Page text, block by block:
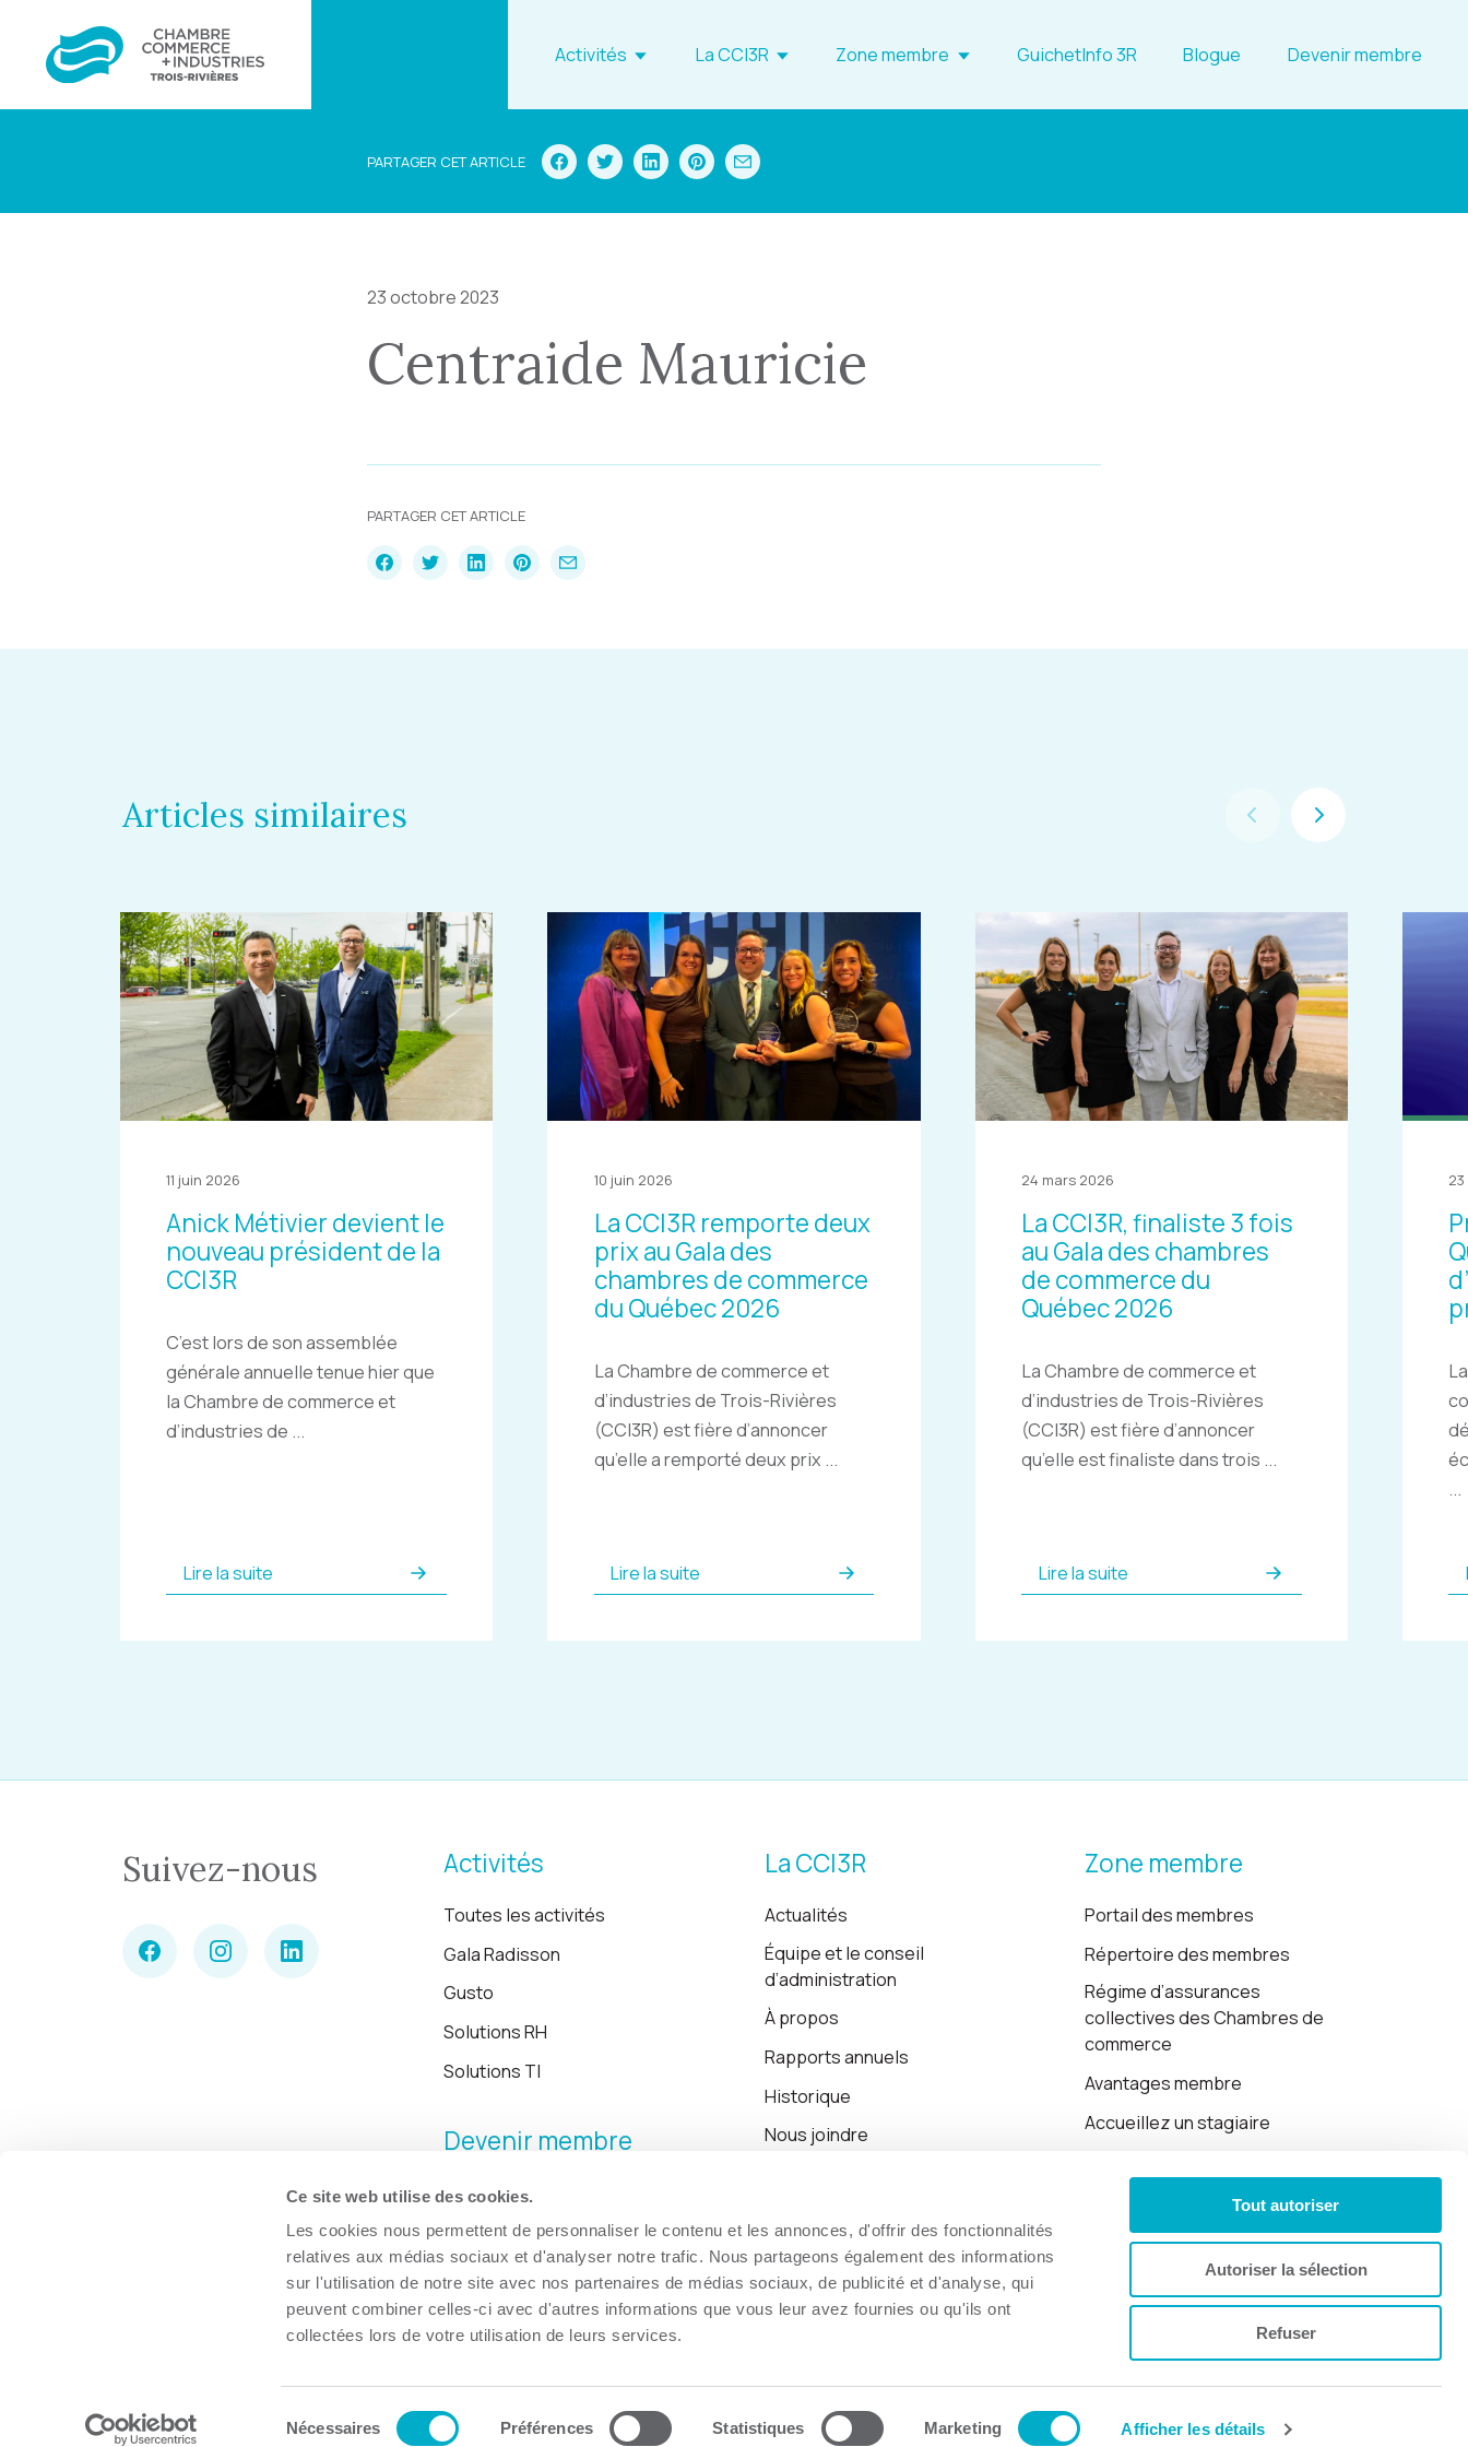
Ce site web utilise des cookies.
Les cookies nous permettent de personnaliser le contenu et les annonces, d'offrir des fonctionnalités
relatives aux médias sociaux et d'analyser notre trafic. Nous partageons également des informations
sur l'utilisation de notre site avec nos partenaires de médias sociaux, de publicité et d'analyse, qui
peuvent combiner celles-ci avec d'autres informations que vous leur avez fournies ou qu'ils ont
collectées lors de votre utilisation de leurs services.
Nécessaires Préférences Statistiques Marketing Afficher les détails
Tout autoriser
Autoriser la sélection
Refuser
Activités La CCI3R Zone membre GuichetInfo 3R Blogue Devenir membre
PARTAGER CET ARTICLE
23 octobre 2023
Centraide Mauricie
PARTAGER CET ARTICLE
Articles similaires
11 juin 2026
Anick Métivier devient le
nouveau président de la
CCI3R
C’est lors de son assemblée
générale annuelle tenue hier que
la Chambre de commerce et
d’industries de ...
Lire la suite
10 juin 2026
La CCI3R remporte deux
prix au Gala des
chambres de commerce
du Québec 2026
La Chambre de commerce et
d’industries de Trois-Rivières
(CCI3R) est fière d’annoncer
qu’elle a remporté deux prix ...
Lire la suite
24 mars 2026
La CCI3R, finaliste 3 fois
au Gala des chambres
de commerce du
Québec 2026
La Chambre de commerce et
d’industries de Trois-Rivières
(CCI3R) est fière d’annoncer
qu’elle est finaliste dans trois ...
Lire la suite
...
Suivez-nous Activités
Toutes les activités
Gala Radisson
Gusto
Solutions RH
Solutions TI
Devenir membre
La CCI3R
Actualités
Équipe et le conseil
d’administration
À propos
Rapports annuels
Historique
Nous joindre
Zone membre
Portail des membres
Répertoire des membres
Régime d’assurances
collectives des Chambres de
commerce
Avantages membre
Accueillez un stagiaire
Politique de confidentialité
© Chambre de commerce et d'industries de Trois-Rivières, 2026. Site web par 👉